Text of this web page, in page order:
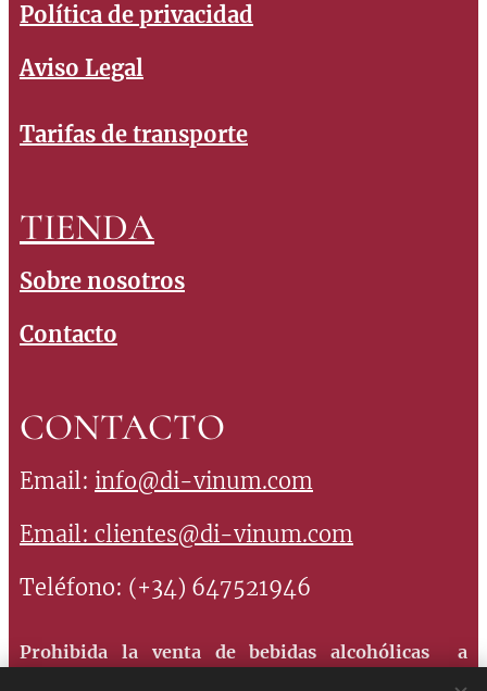
Política de privacidad
Aviso Legal
Tarifas de transporte
TIENDA
Sobre nosotros
Contacto
CONTACTO
Email: info@di-vinum.com
Email: clientes@di-vinum.com
Teléfono: (+34) 647521946
Prohibida la venta de bebidas alcohólicas a
menores de 18 años. Consume con moderación, el